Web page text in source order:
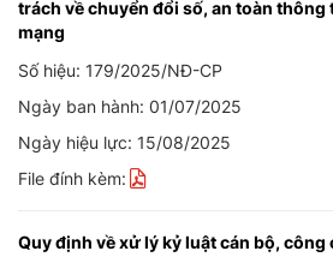
trách về chuyển đổi số, an toàn thông
mạng
Số hiệu: 179/2025/NĐ-CP
Ngày ban hành: 01/07/2025
Ngày hiệu lực: 15/08/2025
File đính kèm:
Quy định về xử lý kỷ luật cán bộ, công